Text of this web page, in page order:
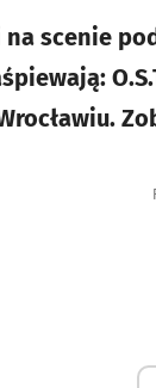
scenie